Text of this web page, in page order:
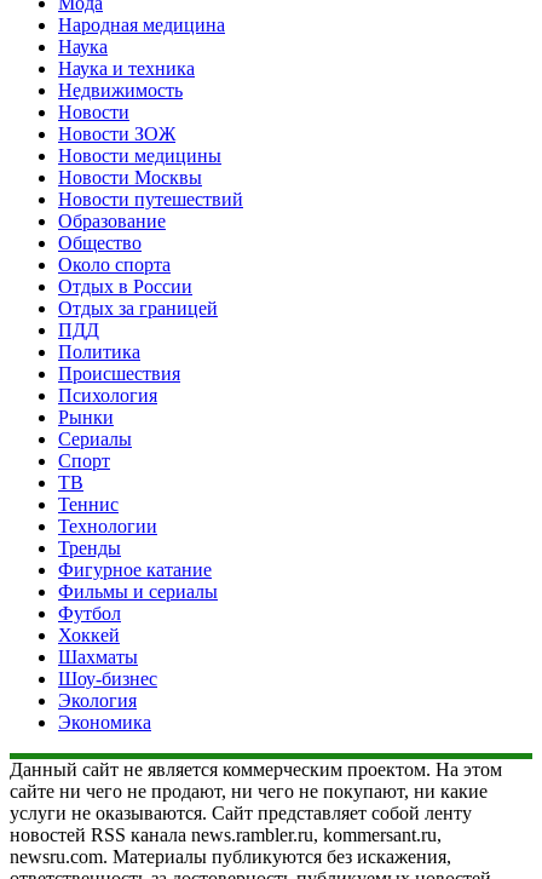
Народная медицина
Наука
Наука и техника
Недвижимость
Новости
Новости ЗОЖ
Новости медицины
Новости Москвы
Новости путешествий
Образование
Общество
Около спорта
Отдых в России
Отдых за границей
ПДД
Политика
Происшествия
Психология
Рынки
Сериалы
Спорт
ТВ
Теннис
Технологии
Тренды
Фигурное катание
Фильмы и сериалы
Футбол
Хоккей
Шахматы
Шоу-бизнес
Экология
Экономика
Данный сайт не является коммерческим проектом. На этом
сайте ни чего не продают, ни чего не покупают, ни какие
услуги не оказываются. Сайт представляет собой ленту
новостей RSS канала news.rambler.ru, kommersant.ru,
newsru.com. Материалы публикуются без искажения,